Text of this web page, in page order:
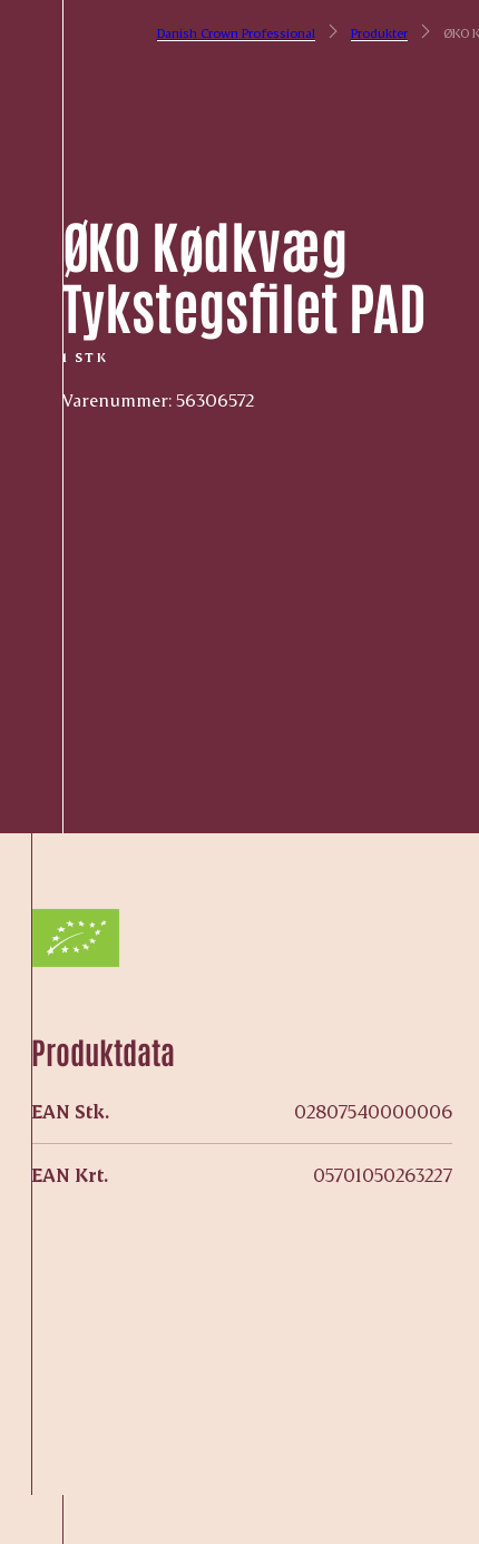
Danish Crown Professional Produkter ØKO
ØKO Kødkvæg
Tykstegsfilet PAD
1 STK
Varenummer: 56306572
Produktdata
EAN Stk. 02807540000006
EAN Krt. 05701050263227